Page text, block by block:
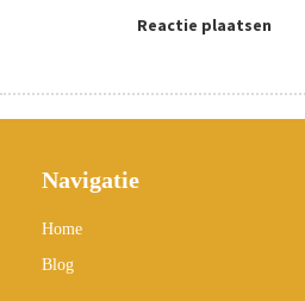
Reactie plaatsen
Navigatie
Home
Blog